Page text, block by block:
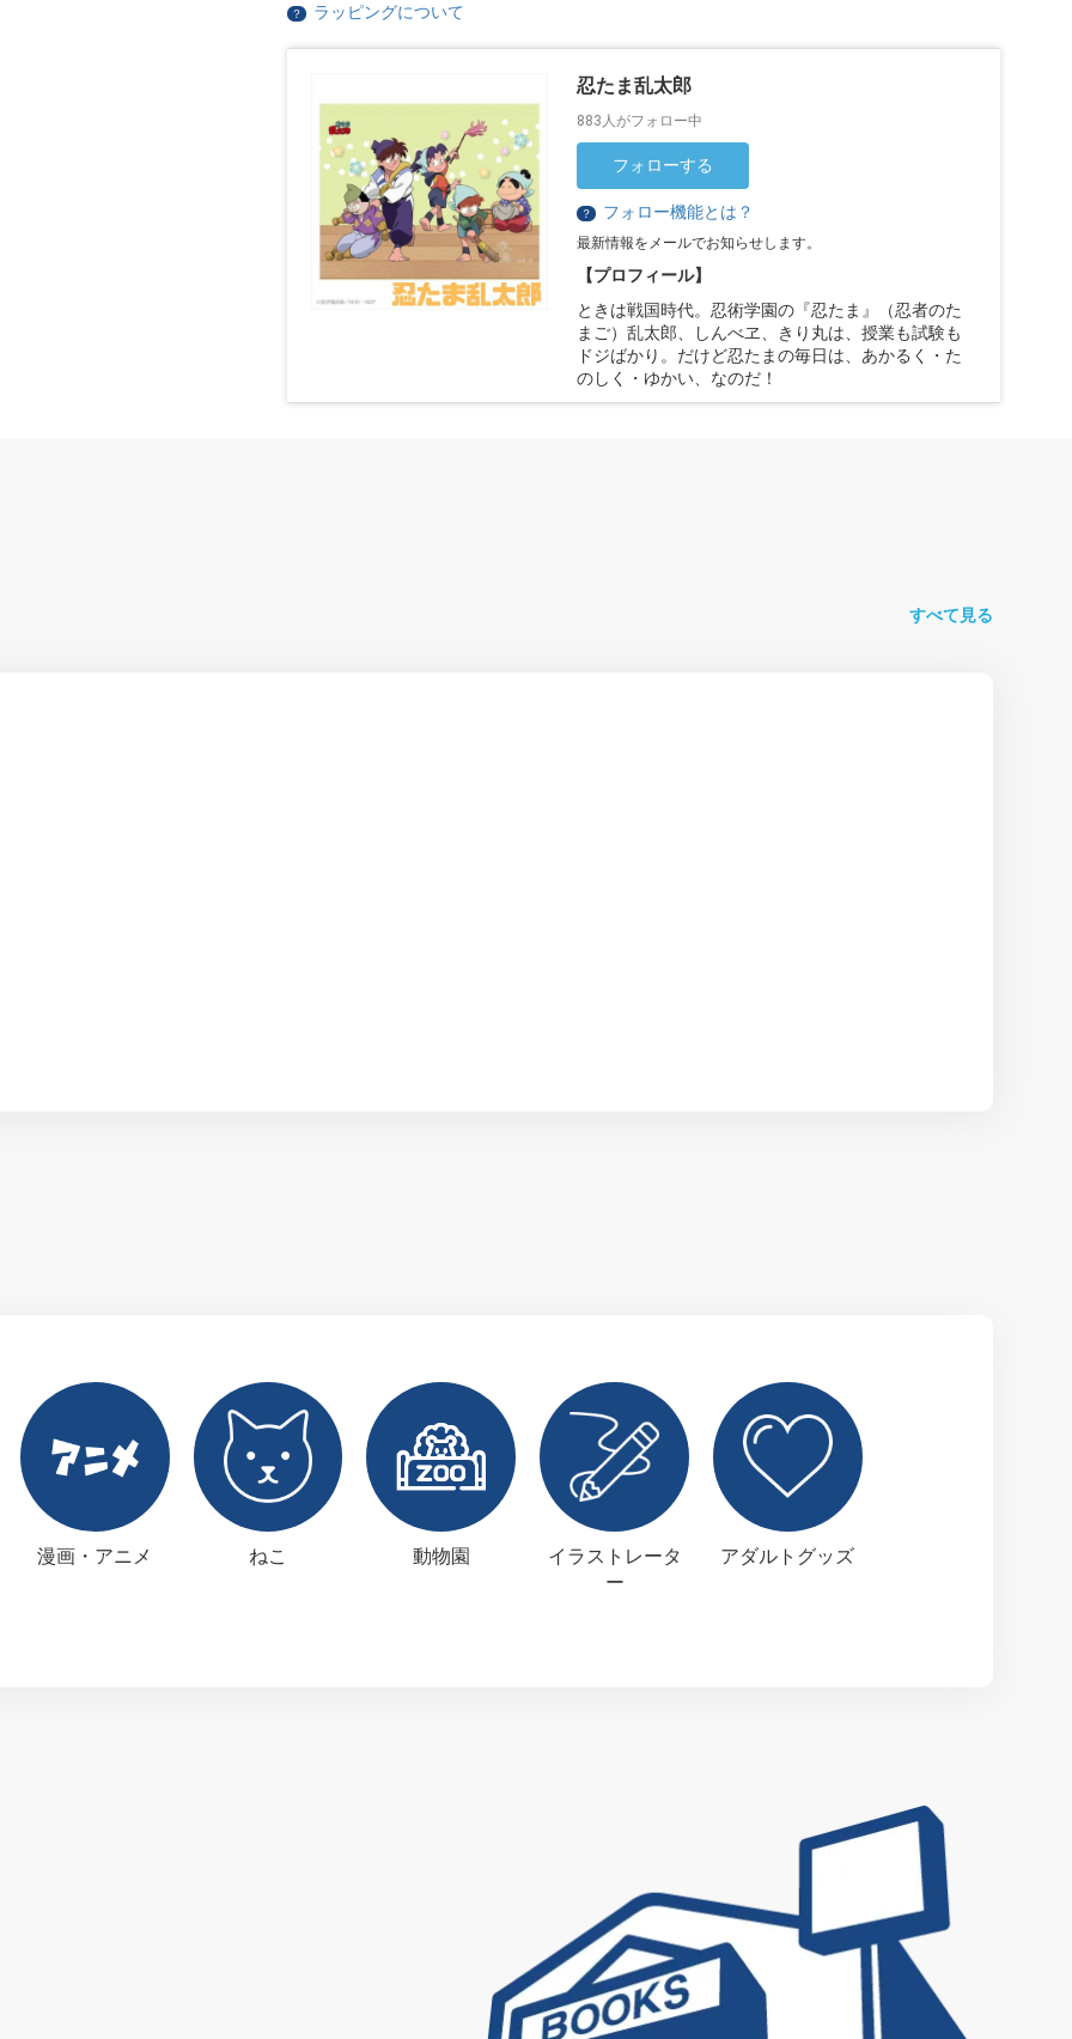
？ ラッピングについて
忍たま乱太郎
883人がフォロー中
フォローする
？ フォロー機能とは？
最新情報をメールでお知らせします。
【プロフィール】
ときは戦国時代。忍術学園の『忍たま』（忍者のた
まご）乱太郎、しんべヱ、きり丸は、授業も試験も
ドジばかり。だけど忍たまの毎日は、あかるく・た
のしく・ゆかい、なのだ！
すべて見る
漫画・アニメ ねこ 動物園
イラストレータ
ー
アダルトグッズ